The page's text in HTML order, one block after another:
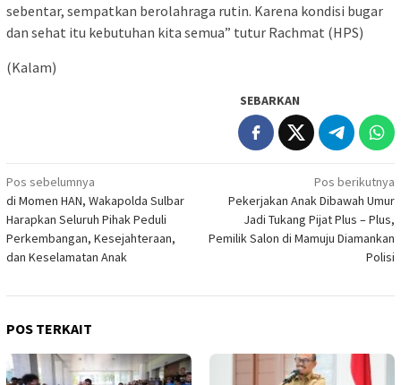
sebentar, sempatkan berolahraga rutin. Karena kondisi bugar
dan sehat itu kebutuhan kita semua” tutur Rachmat (HPS)
(Kalam)
SEBARKAN
Navigasi
pos
Pos sebelumnya
di Momen HAN, Wakapolda Sulbar
Harapkan Seluruh Pihak Peduli
Perkembangan, Kesejahteraan,
dan Keselamatan Anak
Pos berikutnya
Pekerjakan Anak Dibawah Umur
Jadi Tukang Pijat Plus – Plus,
Pemilik Salon di Mamuju Diamankan
Polisi
POS TERKAIT